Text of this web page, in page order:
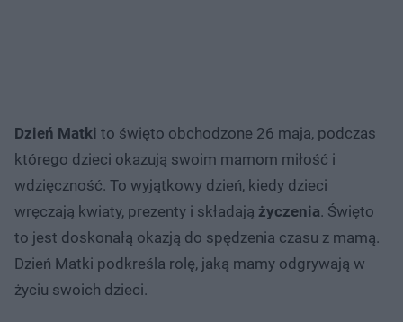
Dzień Matki to święto obchodzone 26 maja, podczas
którego dzieci okazują swoim mamom miłość i
wdzięczność. To wyjątkowy dzień, kiedy dzieci
wręczają kwiaty, prezenty i składają życzenia. Święto
to jest doskonałą okazją do spędzenia czasu z mamą.
Dzień Matki podkreśla rolę, jaką mamy odgrywają w
życiu swoich dzieci.